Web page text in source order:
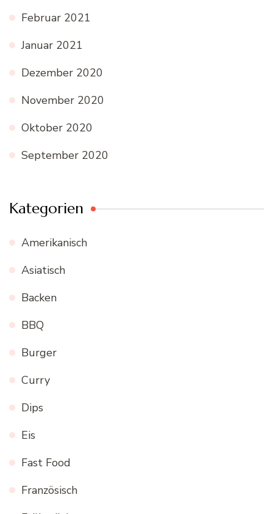
Februar 2021
Januar 2021
Dezember 2020
November 2020
Oktober 2020
September 2020
Kategorien
Amerikanisch
Asiatisch
Backen
BBQ
Burger
Curry
Dips
Eis
Fast Food
Französisch